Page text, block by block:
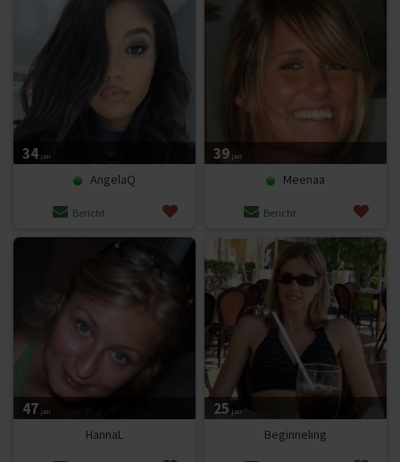
34 jaar
AngelaQ
Bericht
39 jaar
Meenaa
Bericht
47 jaar
HannaL
25 jaar
Beginneling